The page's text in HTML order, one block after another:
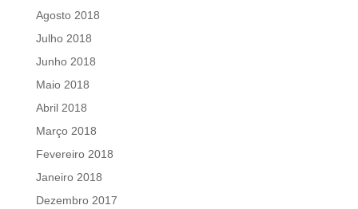
Agosto 2018
Julho 2018
Junho 2018
Maio 2018
Abril 2018
Março 2018
Fevereiro 2018
Janeiro 2018
Dezembro 2017